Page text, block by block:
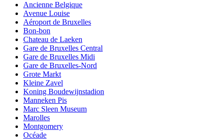
Ancienne Belgique
Avenue Louise
Aéroport de Bruxelles
Bon-bon
Chateau de Laeken
Gare de Bruxelles Central
Gare de Bruxelles Midi
Gare de Bruxelles-Nord
Grote Markt
Kleine Zavel
Koning Boudewijnstadion
Manneken Pis
Marc Sleen Museum
Marolles
Montgomery
Océade